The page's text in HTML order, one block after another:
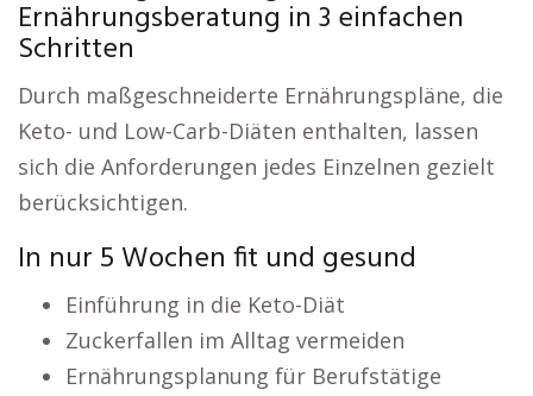
Ernährungsberatung in 3 einfachen
Schritten
Durch maßgeschneiderte Ernährungspläne, die
Keto- und Low-Carb-Diäten enthalten, lassen
sich die Anforderungen jedes Einzelnen gezielt
berücksichtigen.
In nur 5 Wochen fit und gesund
Einführung in die Keto-Diät
Zuckerfallen im Alltag vermeiden
Ernährungsplanung für Berufstätige